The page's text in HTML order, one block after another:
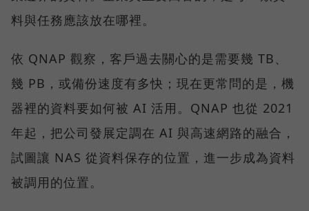
料與任務應該放在哪裡。
依 QNAP 觀察，客戶過去關心的是需要幾 TB、
幾 PB，或備份速度有多快；現在更常問的是，機
器裡的資料要如何被 AI 活用。QNAP 也從 2021
年起，把公司發展定調在 AI 與高速網路的融合，
試圖讓 NAS 從資料保存的位置，進一步成為資料
被調用的位置。